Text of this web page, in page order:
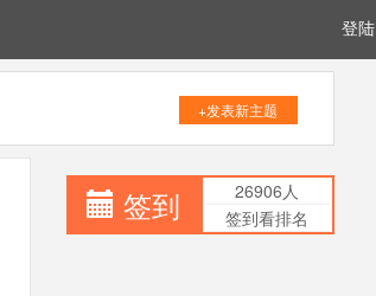
登陆
+发表新主题
签到
26906人
签到看排名